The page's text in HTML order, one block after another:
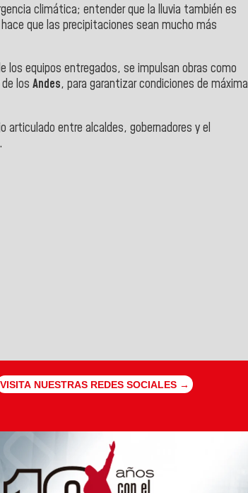
climática; entender que la lluvia también es
que las precipitaciones sean mucho más
los equipos entregados, se impulsan obras como
los Andes, para garantizar condiciones de máxima
articulado entre alcaldes, gobernadores y el
VISITA NUESTRAS REDES SOCIALES →